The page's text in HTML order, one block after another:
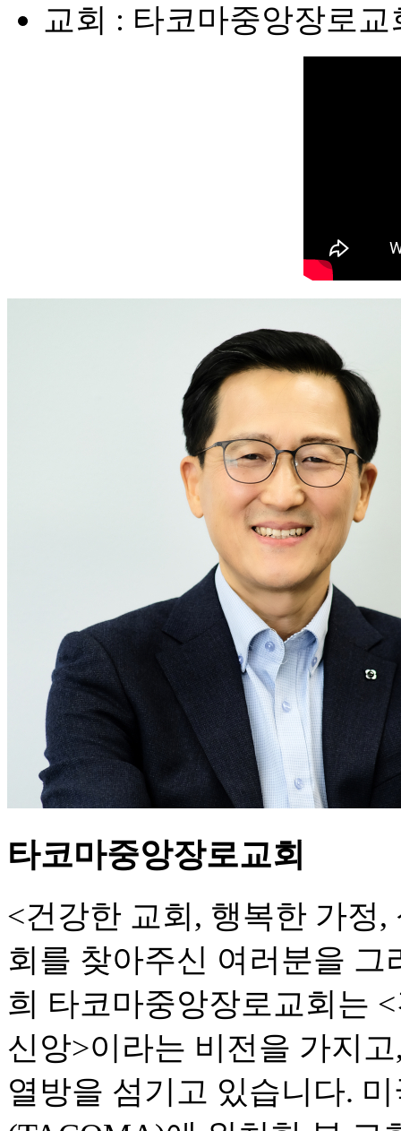
교회 : 타코마중앙장로교
타코마중앙장로교회
<건강한 교회, 행복한 가정
회를 찾아주신 여러분을
희 타코마중앙장로교회는
신앙>이라는 비전을 가지
열방을 섬기고 있습니다.